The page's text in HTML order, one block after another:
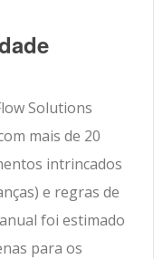
Solutions
mais de 20
intrincados
e regras de
foi estimado
para os